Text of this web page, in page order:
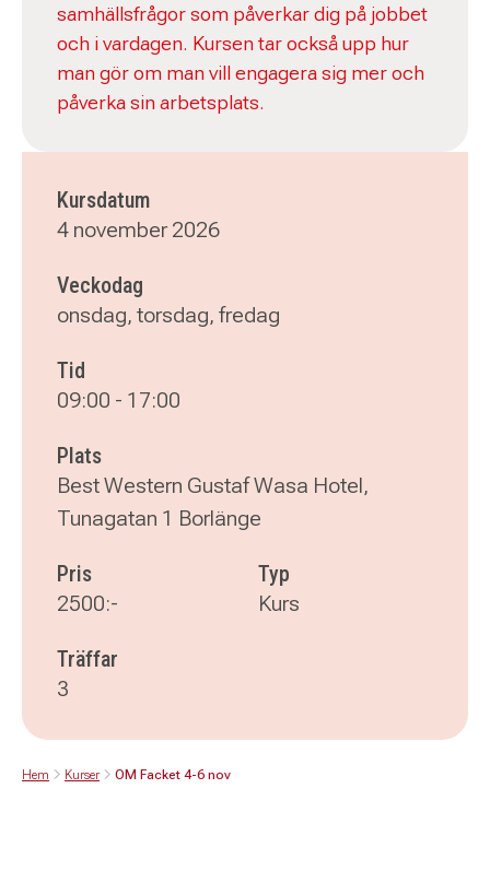
samhällsfrågor som påverkar dig på jobbet
och i vardagen. Kursen tar också upp hur
man gör om man vill engagera sig mer och
påverka sin arbetsplats.
Kursdatum
4 november 2026
Veckodag
onsdag, torsdag, fredag
Tid
09:00 - 17:00
Plats
Best Western Gustaf Wasa Hotel,
Tunagatan 1 Borlänge
Pris
2500:-
Typ
Kurs
Träffar
3
Hem Kurser OM Facket 4-6 nov